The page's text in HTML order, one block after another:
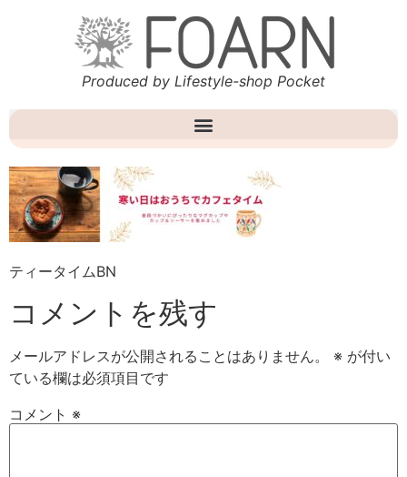
Produced by Lifestyle-shop Pocket
ティータイムBN
コメントを残す
メールアドレスが公開されることはありません。 ※ が付い
ている欄は必須項目です
コメント ※